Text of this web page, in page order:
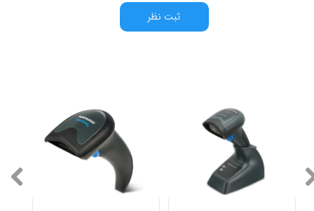
ثبت نظر